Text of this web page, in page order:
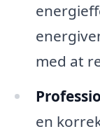
med at
en